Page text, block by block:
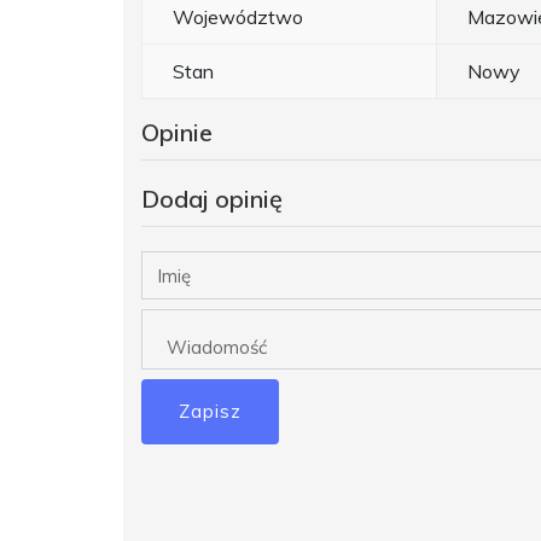
Województwo
Stan Nowy
Opinie
Dodaj opinię
Zapisz